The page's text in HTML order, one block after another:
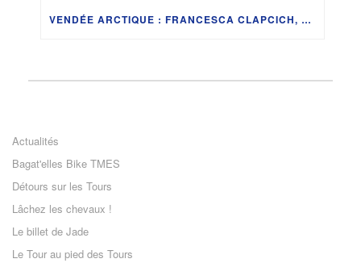
VENDÉE ARCTIQUE : FRANCESCA CLAPCICH, MAMAN, SKIPPER ET LIBRE AU MILIEU DES OCÉANS
Actualités
Bagat'elles Bike TMES
Détours sur les Tours
Lâchez les chevaux !
Le billet de Jade
Le Tour au pied des Tours